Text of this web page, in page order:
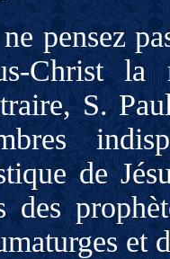
pensez
Christ
S.
de
des
et